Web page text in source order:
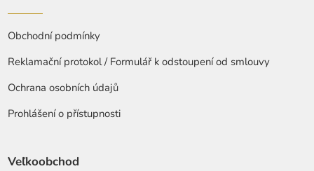
Obchodní podmínky
Reklamační protokol / Formulář k odstoupení od smlouvy
Ochrana osobních údajů
Prohlášení o přístupnosti
Veľkoobchod